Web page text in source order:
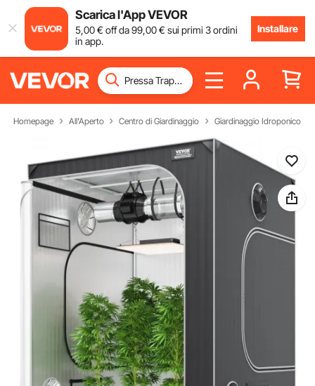
Scarica l'App VEVOR
5,00€ off da99,00€ sui primi 3 ordini
in app.
Installare
Homepage All'Aperto Centro di Giardinaggio Giardinaggio Idroponico